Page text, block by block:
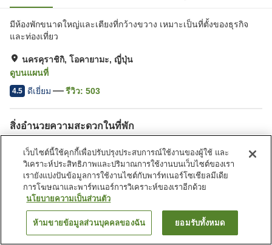
มีห้องพักขนาดใหญ่และเตียงที่กว้างขวาง เหมาะเป็นที่ตั้งของธุรกิจ
และท่องเที่ยว
นครคุราชิกิ, โอคายามะ, ญี่ปุ่น
ดูบนแผนที่
4.5 ดีเยี่ยม รีวิว: 503
สิ่งอำนวยความสะดวกในที่พัก
มีพื้นที่สำหรับสูบบุหรี่
ตู้จำหน่ายอัตโนมัติ
หน้าแรก ญี่ปุ่น โอคายามะ นครคุราชิกิ Vessel Hotel Kurashiki
ค้นหาห้องพัก
เว็บไซต์นี้ใช้คุกกี้เพื่อปรับปรุงประสบการณ์ใช้งานของผู้ใช้ และ
วิเคราะห์ประสิทธิภาพและปริมาณการใช้งานบนเว็บไซต์ของเรา
เรายังแบ่งปันข้อมูลการใช้งานไซต์กับพาร์ทเนอร์โซเชียลมีเดีย
การโฆษณาและพาร์ทเนอร์การวิเคราะห์ของเราอีกด้วย
นโยบายความเป็นส่วนตัว
ห้ามขายข้อมูลส่วนบุคคลของฉัน ยอมรับทั้งหมด